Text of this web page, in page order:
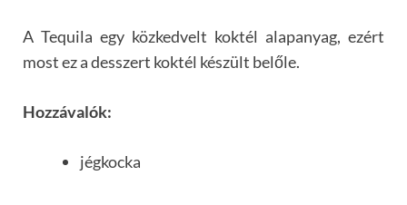
A Tequila egy közkedvelt koktél alapanyag, ezért
most ez a desszert koktél készült belőle.
Hozzávalók:
jégkocka